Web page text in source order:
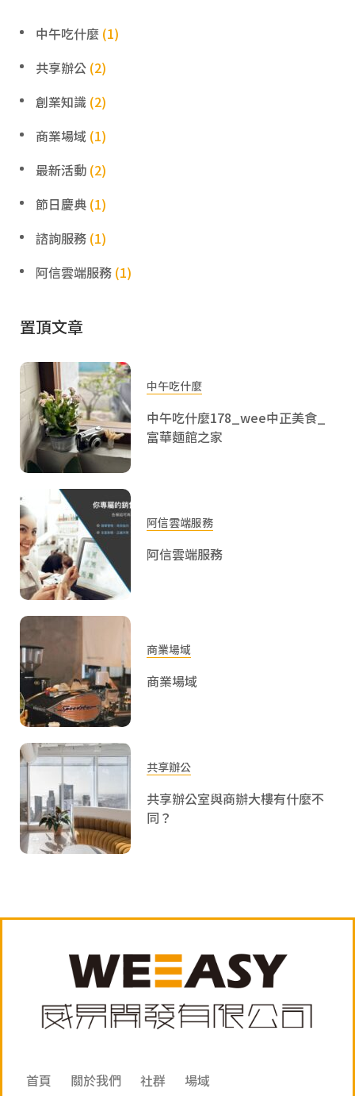
中午吃什麼 (1)
共享辦公 (2)
創業知識 (2)
商業場域 (1)
最新活動 (2)
節日慶典 (1)
諮詢服務 (1)
阿信雲端服務 (1)
置頂文章
中午吃什麼
中午吃什麼178_wee中正美食_
富華麵館之家
阿信雲端服務
阿信雲端服務
商業場域
商業場域
共享辦公
共享辦公室與商辦大樓有什麼不
同？
首頁 關於我們 社群 場域